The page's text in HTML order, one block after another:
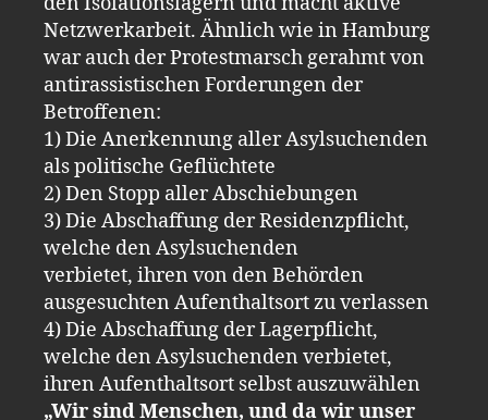
Netzwerkarbeit. Ähnlich wie in Hamburg
war auch der Protestmarsch gerahmt von
antirassistischen Forderungen der
Betroffenen:
1) Die Anerkennung aller Asylsuchenden
als politische Geflüchtete
2) Den Stopp aller Abschiebungen
3) Die Abschaffung der Residenzpflicht,
welche den Asylsuchenden
verbietet, ihren von den Behörden
ausgesuchten Aufenthaltsort zu verlassen
4) Die Abschaffung der Lagerpflicht,
welche den Asylsuchenden verbietet,
ihren Aufenthaltsort selbst auszuwählen
„Wir sind Menschen, und da wir unser